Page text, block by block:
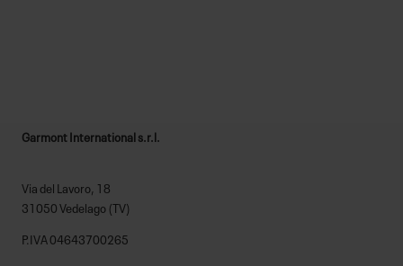
Garmont International s.r.l.
Via del Lavoro, 18
31050 Vedelago (TV)
P.IVA 04643700265